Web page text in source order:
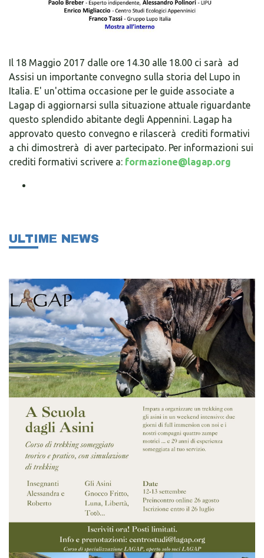
Il 18 Maggio 2017 dalle ore 14.30 alle 18.00 ci sarà ad
Assisi un importante convegno sulla storia del Lupo in
Italia. E' un'ottima occasione per le guide associate a
Lagap di aggiornarsi sulla situazione attuale riguardante
questo splendido abitante degli Appennini. Lagap ha
approvato questo convegno e rilascerà crediti formativi
a chi dimostrerà di aver partecipato. Per informazioni sui
crediti formativi scrivere a: formazione@lagap.org
ULTIME NEWS